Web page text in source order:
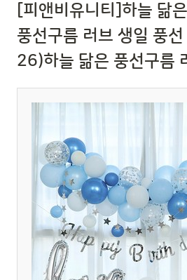
[피앤비유니티]하늘 닮
풍선구름 러브 생일 풍
26)하늘 닮은 풍선구름